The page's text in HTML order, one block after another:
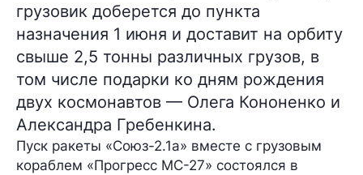
грузовик доберется до пункта
назначения 1 июня и доставит на орбиту
свыше 2,5 тонны различных грузов, в
том числе подарки ко дням рождения
двух космонавтов — Олега Кононенко и
Александра Гребенкина.
Пуск ракеты «Союз-2.1а» вместе с грузовым
кораблем «Прогресс МС-27» состоялся в